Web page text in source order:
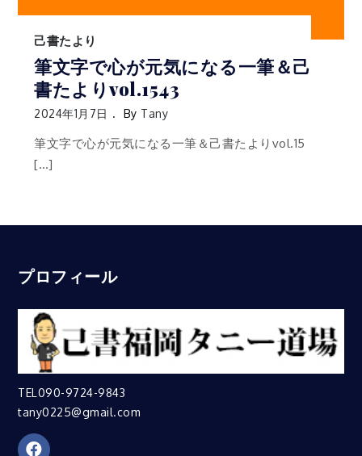
己書たより
筆文字で心が元気になる一筆＆己
書たよりvol.1543
2024年1月7日 By Tany
筆文字で心が元気になる一筆＆己書たよりvol.15
[…]
プロフィール
TEL090-9724-9843
tany0225@gmail.com